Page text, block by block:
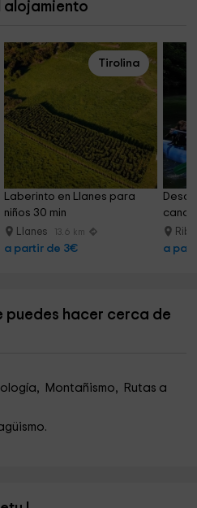
Tirolina
Laberinto en Llanes para
niños 30 min
Llanes 13.6 km
a partir de 3€
canoa
a
hacer cerca de
Montañismo, Rutas a